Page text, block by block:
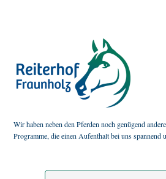
Wir haben neben den Pferden noch genügend
Programme, die einen Aufenthalt bei uns spannend